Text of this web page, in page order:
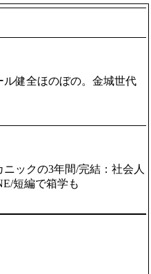
健全ほのぼの。金城世代
ックの3年間/完結：社会人
短編で箱学も